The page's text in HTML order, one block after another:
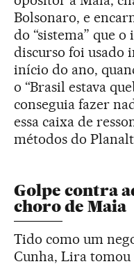
Bolsonaro, e
do “sistema” que
discurso foi usado
início do ano,
o “Brasil estava
conseguia fazer
essa caixa de
métodos do
Golpe contra
choro de Maia
Tido como um
Cunha, Lira tomou